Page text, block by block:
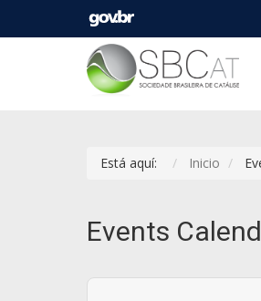
Está aquí: Inicio
Events